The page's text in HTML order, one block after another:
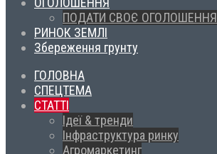
ПОДАТИ СВОЄ ОГОЛОШЕННЯ
РИНОК ЗЕМЛІ
Збереження грунту
ГОЛОВНА
СПЕЦТЕМА
СТАТТІ
Ідеї & тренди
Інфраструктура ринку
Агромаркетинг